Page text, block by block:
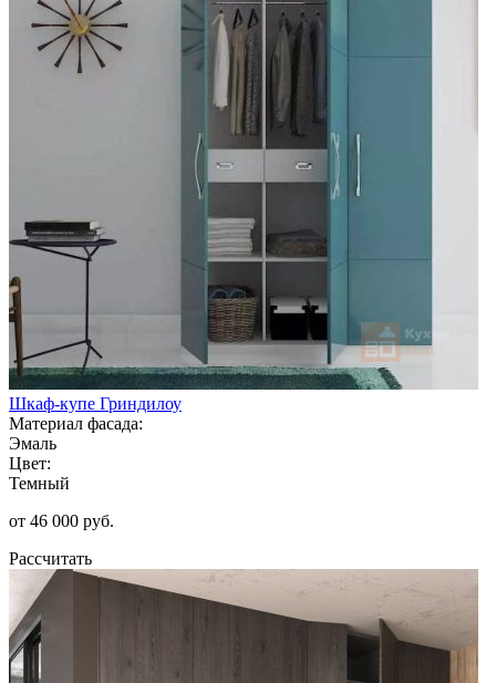
Шкаф-купе Гриндилоу
Материал фасада:
Эмаль
Цвет:
Темный
от 46 000 руб.
Рассчитать